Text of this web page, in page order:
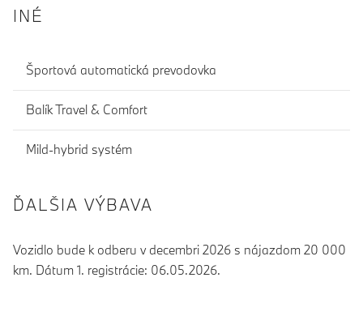
INÉ
Športová automatická prevodovka
Balík Travel & Comfort
Mild-hybrid systém
ĎALŠIA VÝBAVA
Vozidlo bude k odberu v decembri 2026 s nájazdom 20 000
km. Dátum 1. registrácie: 06.05.2026.